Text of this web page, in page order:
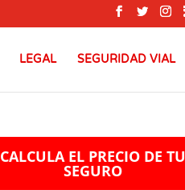
LEGAL SEGURIDAD VIAL
CALCULA EL PRECIO DE TU
SEGURO